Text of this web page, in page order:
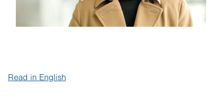
Read in English